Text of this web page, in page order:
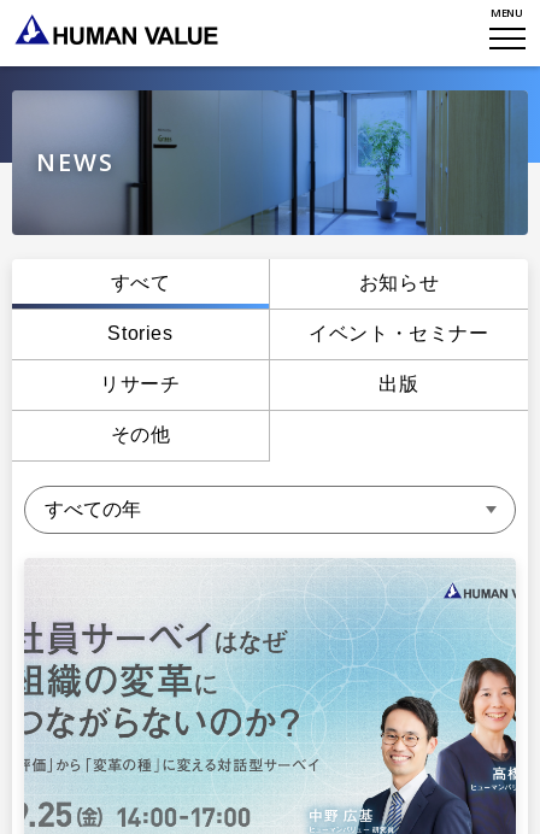
MENU
WHO WE ARE
会社概要
HVからのメッセージ
ミッション・バリュー
プライバシーポリシー
WHAT WE DO
組織変革
リーダーシップ
PMI
出版
プラクティショナー養成
リサーチ
STORIES
イベント・セミナー
出版
その他
CONTACT
NEWS
すべて お知らせ
Stories イベント・セミナー
リサーチ 出版
その他